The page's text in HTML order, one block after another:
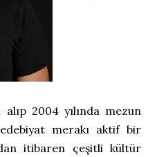
2004 yılında mezun
merakı aktif bir
itibaren çeşitli kültür